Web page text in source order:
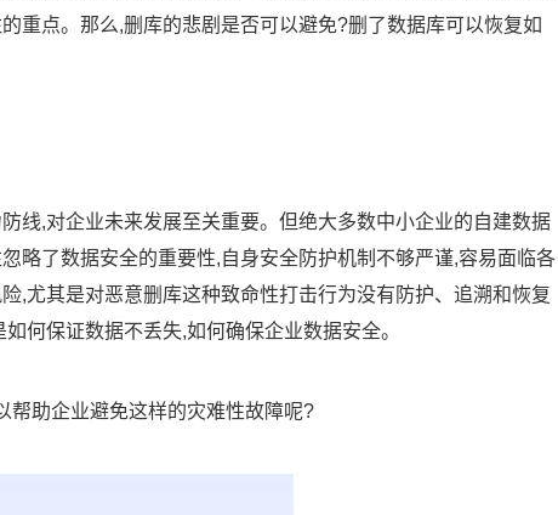
重点。那么,删库的悲剧是否可以避免?删了数据库可以恢复如
线,对企业未来发展至关重要。但绝大多数中小企业的自建数据
略了数据安全的重要性,自身安全防护机制不够严谨,容易面临各
,尤其是对恶意删库这种致命性打击行为没有防护、追溯和恢复
何保证数据不丢失,如何确保企业数据安全。
帮助企业避免这样的灾难性故障呢?